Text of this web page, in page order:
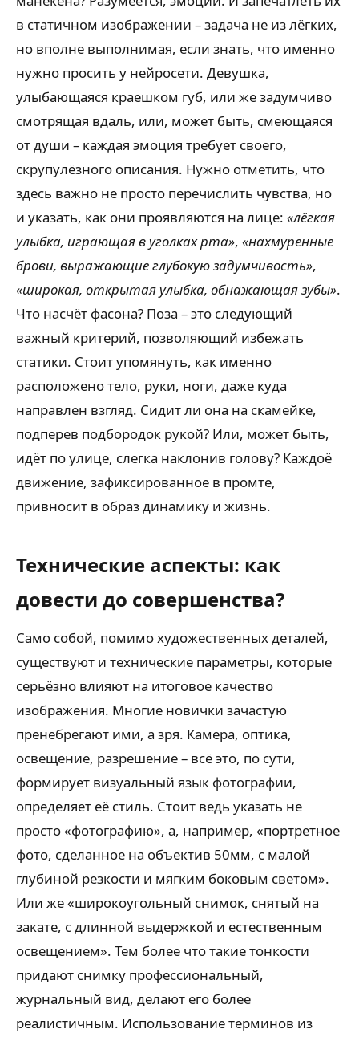
в статичном изображении – задача не из лёгких,
но вполне выполнимая, если знать, что именно
нужно просить у нейросети. Девушка,
улыбающаяся краешком губ, или же задумчиво
смотрящая вдаль, или, может быть, смеющаяся
от души – каждая эмоция требует своего,
скрупулёзного описания. Нужно отметить, что
здесь важно не просто перечислить чувства, но
и указать, как они проявляются на лице: «лёгкая
улыбка, играющая в уголках рта», «нахмуренные
брови, выражающие глубокую задумчивость»,
«широкая, открытая улыбка, обнажающая зубы».
Что насчёт фасона? Поза – это следующий
важный критерий, позволяющий избежать
статики. Стоит упомянуть, как именно
расположено тело, руки, ноги, даже куда
направлен взгляд. Сидит ли она на скамейке,
подперев подбородок рукой? Или, может быть,
идёт по улице, слегка наклонив голову? Каждоё
движение, зафиксированное в промте,
привносит в образ динамику и жизнь.
Технические аспекты: как
довести до совершенства?
Само собой, помимо художественных деталей,
существуют и технические параметры, которые
серьёзно влияют на итоговое качество
изображения. Многие новички зачастую
пренебрегают ими, а зря. Камера, оптика,
освещение, разрешение – всё это, по сути,
формирует визуальный язык фотографии,
определяет её стиль. Стоит ведь указать не
просто «фотографию», а, например, «портретное
фото, сделанное на объектив 50мм, с малой
глубиной резкости и мягким боковым светом».
Или же «широкоугольный снимок, снятый на
закате, с длинной выдержкой и естественным
освещением». Тем более что такие тонкости
придают снимку профессиональный,
журнальный вид, делают его более
реалистичным. Использование терминов из